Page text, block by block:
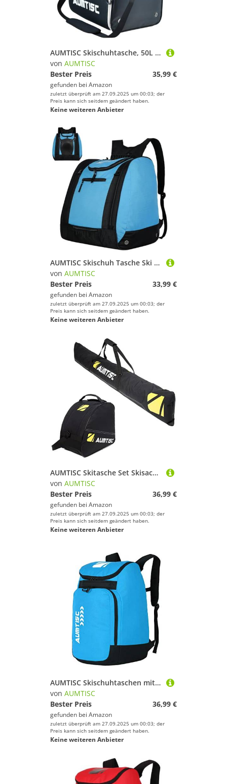
AUMTISC Skischuhtasche, 50L Skischuhtaschen für Skischuhe, mehrere Fächer für Skischuhe, Helm, Snowboard und Zubehör
von AUMTISC
Bester Preis
35,99 €
gefunden bei Amazon
zuletzt überprüft am 27.09.2025 um 00:03; der
Preis kann sich seitdem geändert haben.
Keine weiteren Anbieter
AUMTISC Skischuh Tasche Ski Rucksack- Snowboard Stiefel Tasche Skischuh Rucksack für Flying Air Handschuhe Jacke Goggle
von AUMTISC
Bester Preis
33,99 €
gefunden bei Amazon
zuletzt überprüft am 27.09.2025 um 00:03; der
Preis kann sich seitdem geändert haben.
Keine weiteren Anbieter
AUMTISC Skitasche Set Skisack &Skischuhtasche Längenverstellbare Bis 200 cm für 1 Paar Ski & Skischuhe…
von AUMTISC
Bester Preis
36,99 €
gefunden bei Amazon
zuletzt überprüft am 27.09.2025 um 00:03; der
Preis kann sich seitdem geändert haben.
Keine weiteren Anbieter
AUMTISC Skischuhtaschen mit Helmfach und Rucksackgurten, Skirucksack Skischuhrucksack mit Helmtasche, Skitasche Siksack für Skistiefel, Schlittschuhe, Snowboard (Blau, 45L)
von AUMTISC
Bester Preis
36,99 €
gefunden bei Amazon
zuletzt überprüft am 27.09.2025 um 00:03; der
Preis kann sich seitdem geändert haben.
Keine weiteren Anbieter